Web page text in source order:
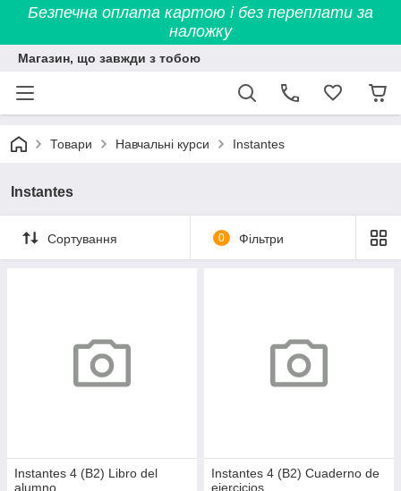
Безпечна оплата картою і без переплати за
наложку
Магазин, що завжди з тобою
Товари Навчальні курси Instantes
Instantes
Сортування 0 Фільтри
Instantes 4 (B2) Libro del
alumno
Instantes 4 (B2) Cuaderno de
ejercicios